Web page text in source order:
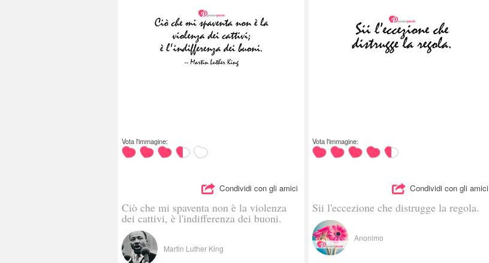
Vota l'immagine:
Condividi con gli amici
Ciò che mi spaventa non è la violenza
dei cattivi, è l'indifferenza dei buoni.
Martin Luther King
Vota l'immagine:
Condividi con gli amici
Sii l'eccezione che distrugge la regola.
Anonimo